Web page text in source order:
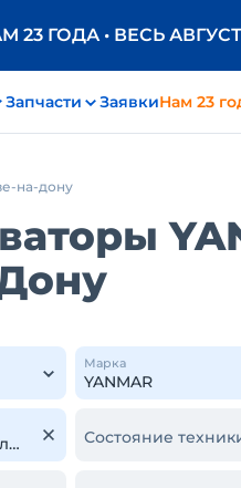
23 ГОДА • ВЕСЬ
Запчасти ЗаявкиНам 23
на-дону
Марка
Состояние